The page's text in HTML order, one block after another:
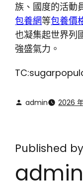
族、國度的活動
包養網等包養價
也凝集起世界列
強盛氣力。
admin 2026
Published by
admin